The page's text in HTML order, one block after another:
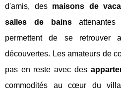
d'amis, des maisons de
salles de bainsattenantes
permettent de se retrouver
découvertes. Les amateurs de
pas en reste avec des
commodités au cœur du